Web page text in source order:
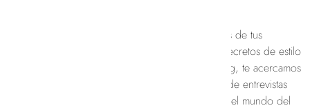
¿Quieres saber qué hay detrás de las colecciones de tus
diseñadores favoritos? ¿Te gustaría conocer los secretos de estilo
de las fashionistas más influyentes? En nuestro blog, te acercamos
a los expertos de la industria de la moda a través de entrevistas
exclusivas que te ofrecen una visión privilegiada del mundo del